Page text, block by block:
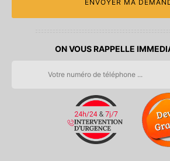
ON VOUS RAPPELLE